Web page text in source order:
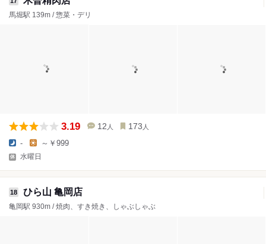
馬堀駅 139m / 惣菜・デリ
3.19 12 人 173 人
- ～￥999
水曜日
18 ひら山 亀岡店
亀岡駅 930m / 焼肉、すき焼き、しゃぶしゃぶ